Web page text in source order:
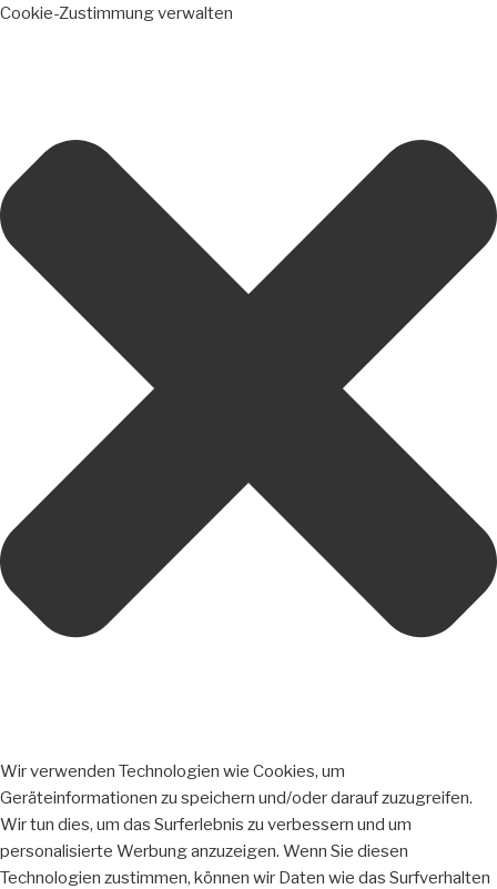
Cookie-Zustimmung verwalten
Wir verwenden Technologien wie Cookies, um
Geräteinformationen zu speichern und/oder darauf zuzugreifen.
Wir tun dies, um das Surferlebnis zu verbessern und um
personalisierte Werbung anzuzeigen. Wenn Sie diesen
Technologien zustimmen, können wir Daten wie das Surfverhalten